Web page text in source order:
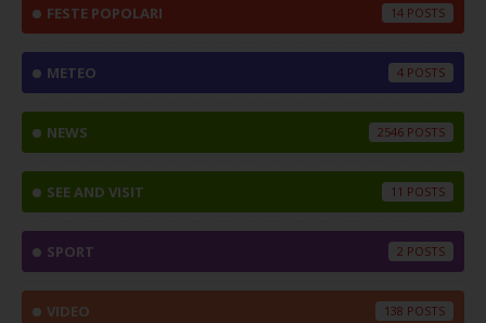
FESTE POPOLARI 14
METEO 4
NEWS 2546
SEE AND VISIT 11
SPORT 2
VIDEO 138